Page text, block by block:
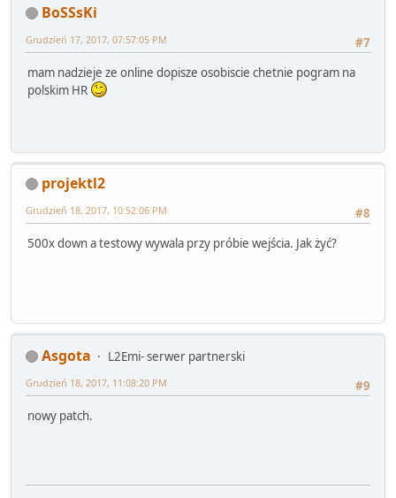
BoSSsKi
#7
Grudzień 17, 2017, 07:57:05 PM
mam nadzieje ze online dopisze osobiscie chetnie pogram na
polskim HR
projektl2
#8
Grudzień 18, 2017, 10:52:06 PM
500x down a testowy wywala przy próbie wejścia. Jak żyć?
Asgota
L2Emi- serwer partnerski
#9
Grudzień 18, 2017, 11:08:20 PM
nowy patch.